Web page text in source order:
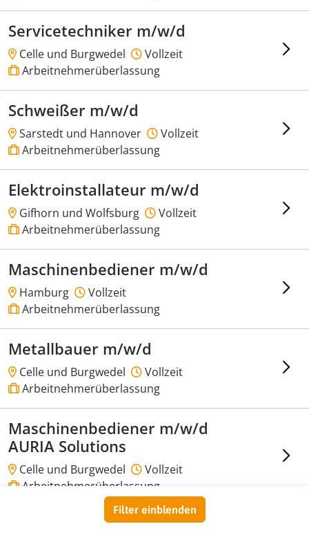
Filter einblenden
Servicetechniker m/w/d
Celle und Burgwedel
Vollzeit
Arbeitnehmerüberlassung
Schweißer m/w/d
Sarstedt und Hannover
Vollzeit
Arbeitnehmerüberlassung
Elektroinstallateur m/w/d
Gifhorn und Wolfsburg
Vollzeit
Arbeitnehmerüberlassung
Maschinenbediener m/w/d
Hamburg
Vollzeit
Arbeitnehmerüberlassung
Metallbauer m/w/d
Celle und Burgwedel
Vollzeit
Arbeitnehmerüberlassung
Maschinenbediener m/w/d
AURIA Solutions
Celle und Burgwedel
Vollzeit
Arbeitnehmerüberlassung
KFZ Mechatroniker m/w/d